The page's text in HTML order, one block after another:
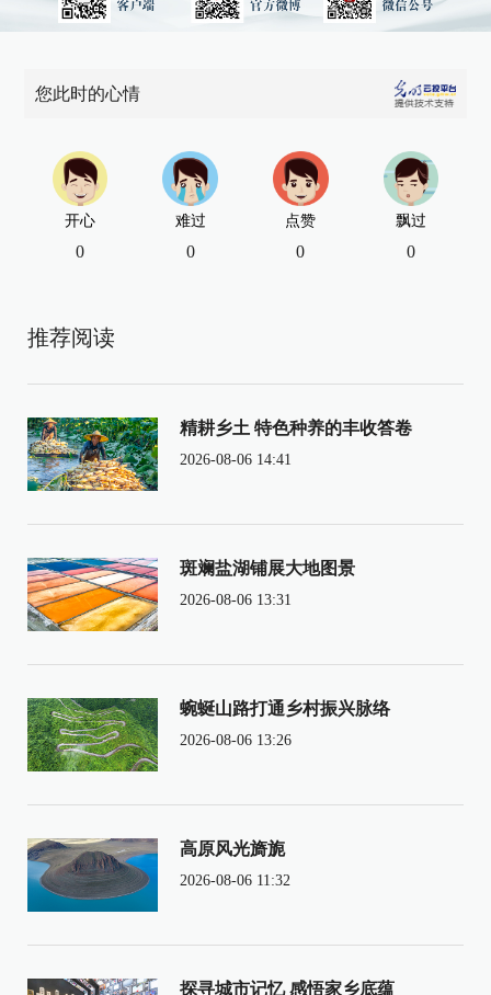
您此时的心情
开心
0
难过
0
点赞
0
飘过
0
推荐阅读
精耕乡土 特色种养的丰收答卷
2026-08-06 14:41
斑斓盐湖铺展大地图景
2026-08-06 13:31
蜿蜒山路打通乡村振兴脉络
2026-08-06 13:26
高原风光旖旎
2026-08-06 11:32
探寻城市记忆 感悟家乡底蕴